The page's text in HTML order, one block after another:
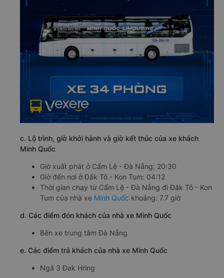
c. Lộ trình, giờ khởi hành và giờ kết thúc của xe khách
Minh Quốc
Giờ xuất phát ở Cẩm Lệ - Đà Nẵng: 20:30
Giờ đến nơi ở Đăk Tô - Kon Tum: 04:12
Thời gian chạy từ Cẩm Lệ - Đà Nẵng đi Đăk Tô - Kon
Tum của nhà xe Minh Quốc khoảng: 7.7 giờ
d. Các điểm đón khách của nhà xe Minh Quốc
Bến xe trung tâm Đà Nẵng
e. Các điểm trả khách của nhà xe Minh Quốc
Ngã 3 Đak Hring